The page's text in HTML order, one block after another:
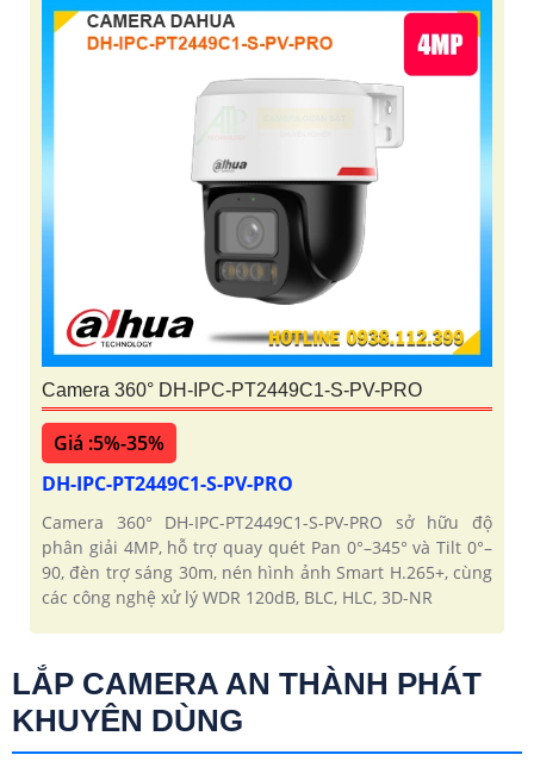
Camera 360° DH-IPC-PT2449C1-S-PV-PRO
Giá :5%-35%
DH-IPC-PT2449C1-S-PV-PRO
Camera 360° DH-IPC-PT2449C1-S-PV-PRO sở hữu độ
phân giải 4MP, hỗ trợ quay quét Pan 0°–345° và Tilt 0°–
90, đèn trợ sáng 30m, nén hình ảnh Smart H.265+, cùng
các công nghệ xử lý WDR 120dB, BLC, HLC, 3D-NR
LẮP CAMERA AN THÀNH PHÁT
KHUYÊN DÙNG